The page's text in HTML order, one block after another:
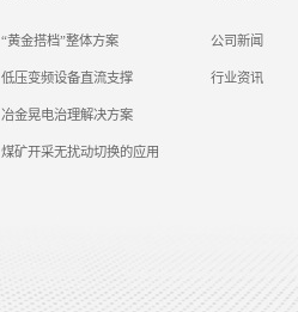
“黄金搭档”整体方案
低压变频设备直流支撑
冶金晃电治理解决方案
煤矿开采无扰动切换的应用
公司新闻
行业资讯